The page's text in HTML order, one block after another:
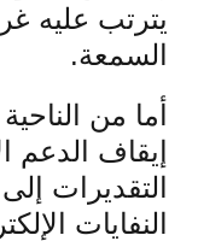
يترتب عليه
السمعة.
أما من
إيقاف الدعم
التقديرات
النفايات